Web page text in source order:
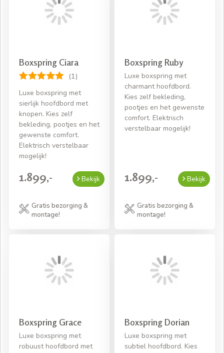
gemonteerd op uw aangewezen plek. Bestel vandaag
nog een goedkope boxspring en profiteer van de
Boxspring Ciara
(1)
Luxe boxspring met
sierlijk hoofdbord met
knopen. Kies zelf
bekleding, pootjes en het
gewenste comfort.
Elektrisch verstelbaar
mogelijk!
1.899,- Bekijk
Gratis bezorging &
montage!
Boxspring Ruby
Luxe boxspring met
charmant hoofdbord.
Kies zelf bekleding,
pootjes en het gewenste
comfort. Elektrisch
verstelbaar mogelijk!
1.899,- Bekijk
Gratis bezorging &
montage!
Boxspring Grace
Luxe boxspring met
robuust hoofdbord met
Boxspring Dorian
Luxe boxspring met
subtiel hoofdbord. Kies